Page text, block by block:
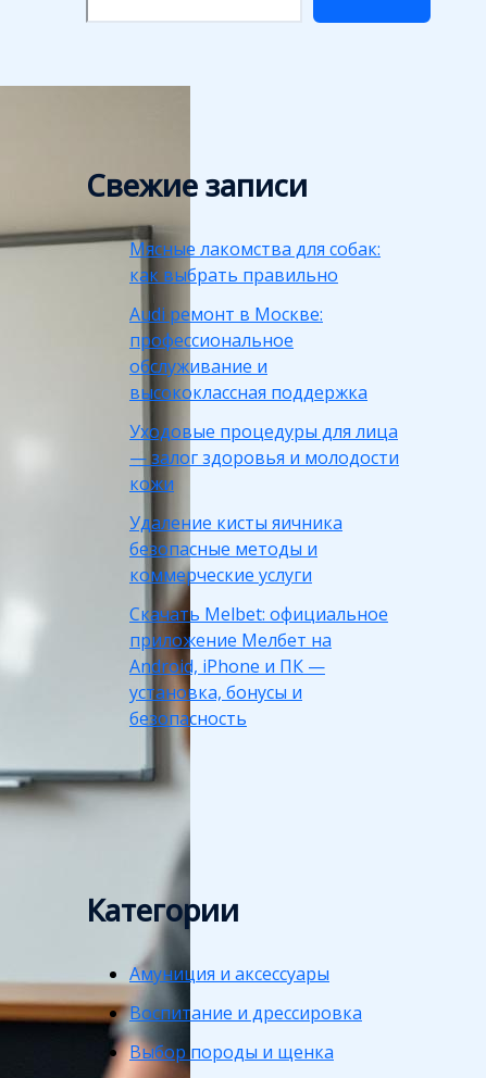
Свежие записи
Мясные лакомства для собак:
как выбрать правильно
Audi ремонт в Москве:
профессиональное
обслуживание и
высококлассная поддержка
Уходовые процедуры для лица
— залог здоровья и молодости
кожи
Удаление кисты яичника
безопасные методы и
коммерческие услуги
Скачать Melbet: официальное
приложение Мелбет на
Android, iPhone и ПК —
установка, бонусы и
безопасность
Категории
Амуниция и аксессуары
Воспитание и дрессировка
Выбор породы и щенка